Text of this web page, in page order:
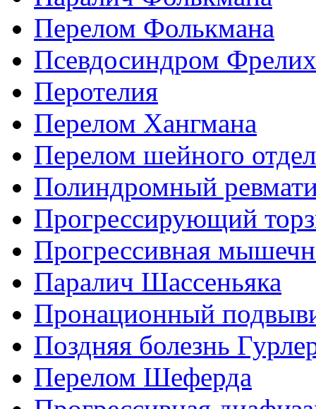
Перелом Фолькмана
Псевдосиндром
Перотелия
Перелом Хангмана
Перелом шейного
Полиндромный
Прогрессирующий
Прогрессивная
Паралич Шассеньяка
Пронационный
Поздняя болезнь
Перелом Шеферда